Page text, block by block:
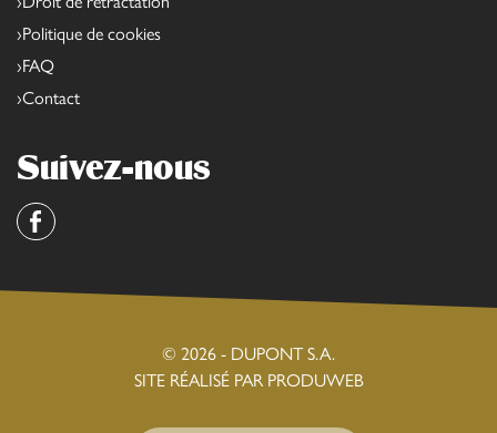
Politique de cookies
FAQ
Contact
Suivez-nous
Facebook
© 2026 - DUPONT S.A.
SITE RÉALISÉ PAR PRODUWEB